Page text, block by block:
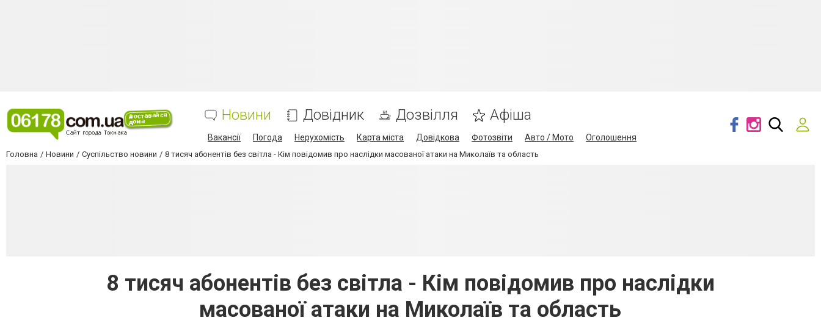
Новини Довідник Дозвілля Афіша
Вакансії Погода Нерухомість Карта міста Довідкова Фотозвіти Авто / Мото Оголошення
Головна Новини Суспільство новини 8 тисяч абонентів без світла - Кім повідомив про наслідки масованої атаки на Миколаїв та область
8 тисяч абонентів без світла - Кім повідомив про наслідки
масованої атаки на Миколаїв та область